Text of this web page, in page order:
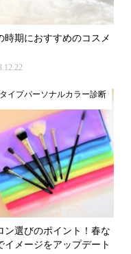
時期におすすめのコスメ
イプパーソナルカラー診断
ン選びのポイント！春な
イメージをアップデート